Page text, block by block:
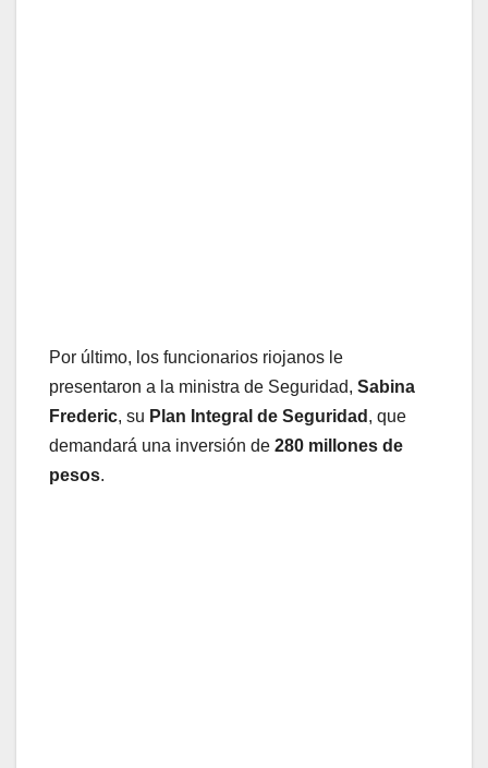
Por último, los funcionarios riojanos le
presentaron a la ministra de Seguridad, Sabina
Frederic, su Plan Integral de Seguridad , que
demandará una inversión de 280 millones de
pesos.